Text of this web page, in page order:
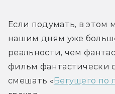
Если подумать, в этом
нашим дням уже
реальности, чем
фильм фантастически
смешать «Бегущего по